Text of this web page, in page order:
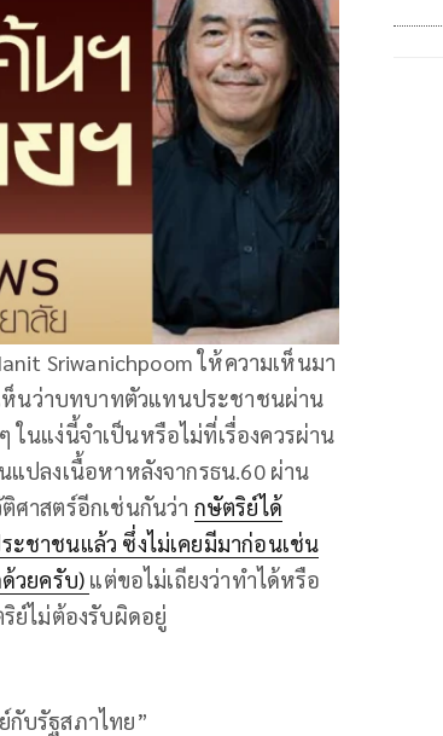
Sriwanichpoom ให้ความเห็นมา
นว่าบทบาทตัวแทนประชาชนผ่าน
นแง่นี้จำเป็นหรือไม่ที่เรื่องควรผ่าน
ปลงเนื้อหาหลังจากรธน.60​ ผ่าน
ศาสตร์​อีกเช่นกันว่า กษัตริย์​ได้
ชาชนแล้ว​ ซึ่งไม่เคยมีมาก่อนเช่น
วยครับ)​ แต่ขอไม่เถียงว่าทำได้หรือ
ย์​ไม่ต้องรับผิดอยู่
าบัน​กษัตริย์​กับรัฐสภาไทย”